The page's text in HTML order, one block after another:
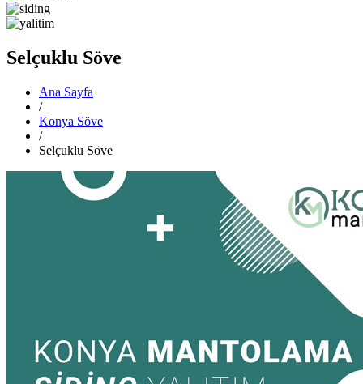
Selçuklu Söve
Ana Sayfa
/
Konya Söve
/
Selçuklu Söve